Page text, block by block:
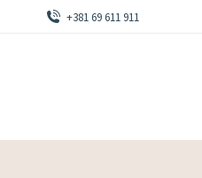
+381 69 611 911